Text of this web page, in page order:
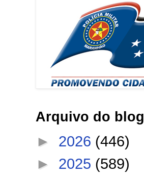
Arquivo do blog
► 2026 (446)
► 2025 (589)